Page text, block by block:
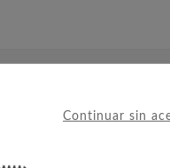
Continuar sin
TAMBIÉN